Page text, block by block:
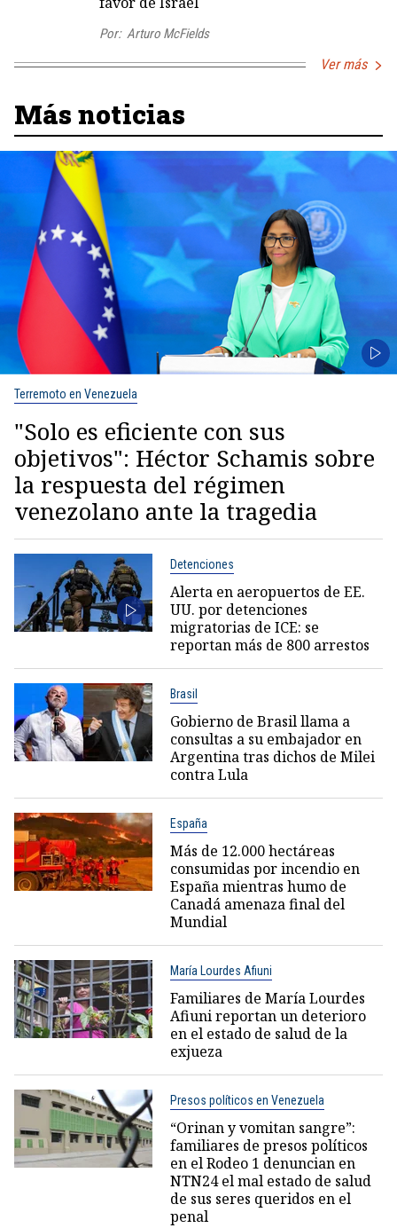
Por: Arturo McFields
Ver más
Más noticias
Terremoto en Venezuela
"Solo es eficiente con sus
objetivos": Héctor Schamis sobre
la respuesta del régimen
venezolano ante la tragedia
Detenciones
Alerta en aeropuertos de EE.
UU. por detenciones
migratorias de ICE: se
reportan más de 800 arrestos
Brasil
Gobierno de Brasil llama a
consultas a su embajador en
Argentina tras dichos de Milei
contra Lula
España
Más de 12.000 hectáreas
consumidas por incendio en
España mientras humo de
Canadá amenaza final del
Mundial
María Lourdes Afiuni
Familiares de María Lourdes
Afiuni reportan un deterioro
en el estado de salud de la
exjueza
Presos políticos en Venezuela
“Orinan y vomitan sangre”:
familiares de presos políticos
en el Rodeo 1 denuncian en
NTN24 el mal estado de salud
de sus seres queridos en el
penal